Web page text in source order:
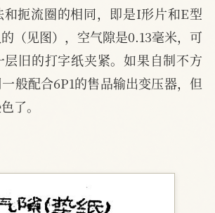
和扼流圈的相同，即是I形片和E型
（见图），空气隙是0.13毫米，可
层旧的打字纸夹紧。如果自制不方
般配合6P1的售品输出变压器，但
了。